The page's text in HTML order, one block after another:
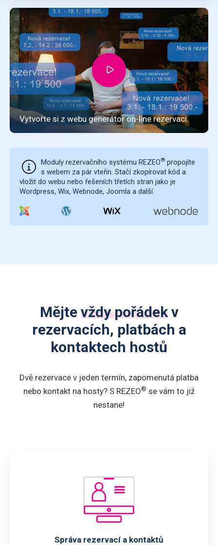
Moduly rezervačního systému REZEO® propojíte
s webem za pár vteřin. Stačí zkopírovat kód a
vložit do webu nebo řešeních třetích stran jako je
Wordpress, Wix, Webnode, Joomla a další.
Mějte vždy pořádekv
rezervacích, platbách a
kontaktech hostů
Dvě rezervace v jeden termín, zapomenutá platba
nebo kontakt na hosty? S REZEO® se vám to již
nestane!
Správa rezervací a kontaktů